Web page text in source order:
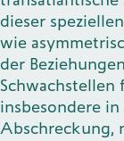
dieser
wie
der
Schwachstellen
insbesondere
Abschreckung,